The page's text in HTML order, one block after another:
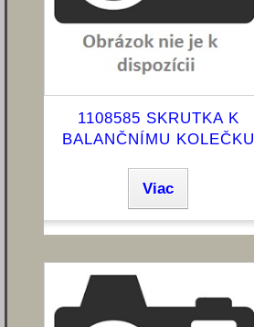
1108585 SKRUTKA K
BALANČNÍMU KOLEČKU
Viac